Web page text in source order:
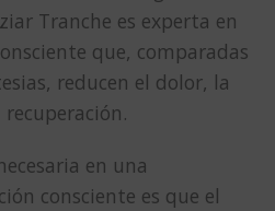
Tranche es experta en
que, comparadas
reducen el dolor, la
en una
consciente es que el